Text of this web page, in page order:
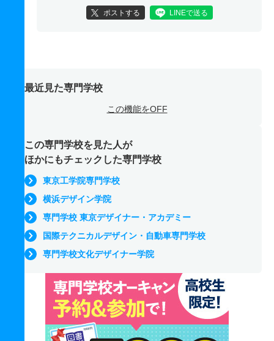
ポストする LINEで送る
最近見た専門学校
この機能をOFF
この専門学校を見た人が
ほかにもチェックした専門学校
東京工学院専門学校
横浜デザイン学院
専門学校 東京デザイナー・アカデミー
国際テクニカルデザイン・自動車専門学校
専門学校文化デザイナー学院